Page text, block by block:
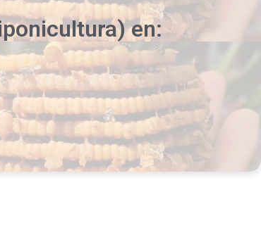
en: